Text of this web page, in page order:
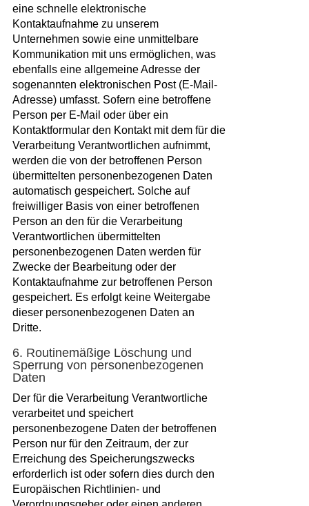
eine schnelle elektronische
Kontaktaufnahme zu unserem
Unternehmen sowie eine unmittelbare
Kommunikation mit uns ermöglichen, was
ebenfalls eine allgemeine Adresse der
sogenannten elektronischen Post (E-Mail-
Adresse) umfasst. Sofern eine betroffene
Person per E-Mail oder über ein
Kontaktformular den Kontakt mit dem für die
Verarbeitung Verantwortlichen aufnimmt,
werden die von der betroffenen Person
übermittelten personenbezogenen Daten
automatisch gespeichert. Solche auf
freiwilliger Basis von einer betroffenen
Person an den für die Verarbeitung
Verantwortlichen übermittelten
personenbezogenen Daten werden für
Zwecke der Bearbeitung oder der
Kontaktaufnahme zur betroffenen Person
gespeichert. Es erfolgt keine Weitergabe
dieser personenbezogenen Daten an
Dritte.
6. Routinemäßige Löschung und
Sperrung von personenbezogenen
Daten
Der für die Verarbeitung Verantwortliche
verarbeitet und speichert
personenbezogene Daten der betroffenen
Person nur für den Zeitraum, der zur
Erreichung des Speicherungszwecks
erforderlich ist oder sofern dies durch den
Europäischen Richtlinien- und